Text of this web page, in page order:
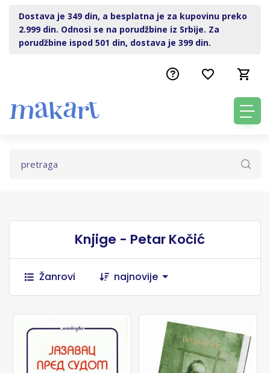
Dostava je 349 din, a besplatna je za kupovinu preko
2.999 din. Odnosi se na porudžbine iz Srbije. Za
porudžbine ispod 501 din, dostava je 399 din.
Knjige - Petar Kočić
Žanrovi najnovije